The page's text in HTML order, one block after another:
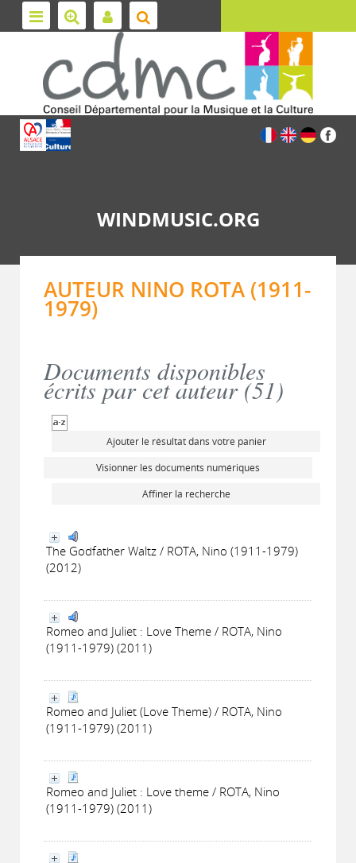
WINDMUSIC.ORG
AUTEUR NINO ROTA (1911-
1979)
Documents disponibles
écrits par cet auteur (51)
Ajouter le résultat dans votre panier
Visionner les documents numériques
Affiner la recherche
The Godfather Waltz / ROTA, Nino (1911-1979)
(2012)
Romeo and Juliet : Love Theme / ROTA, Nino
(1911-1979) (2011)
Romeo and Juliet (Love Theme) / ROTA, Nino
(1911-1979) (2011)
Romeo and Juliet : Love theme / ROTA, Nino
(1911-1979) (2011)